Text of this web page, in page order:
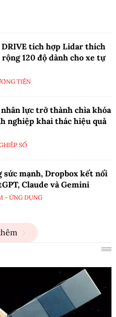
tích hợp Lidar thích
rộng 120 độ dành cho xe tự
TIỆN
lực trở thành chìa khóa
nghiệp khai thác hiệu quả
SỐ
sức mạnh, Dropbox kết nối
Claude và Gemini
- ỨNG DỤNG